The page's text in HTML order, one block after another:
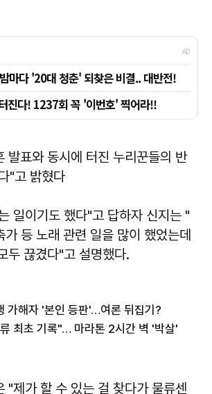
발표와 동시에 터진 누리꾼들의 반
"고 밝혔다
일이기도 했다"고 답하자 신지는 "
등 노래 관련 일을 많이 했었는데
두 끊겼다"고 설명했다.
가해자 '본인 등판'…여론 뒤집기?
최초 기록"… 마라톤 2시간 벽 '박살'
"제가 할 수 있는 걸 찾다가 물류센